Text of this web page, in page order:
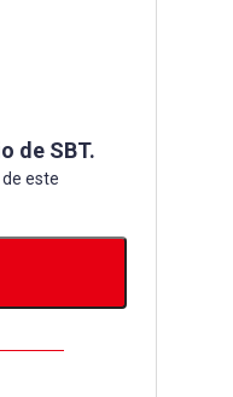
de SBT.
este